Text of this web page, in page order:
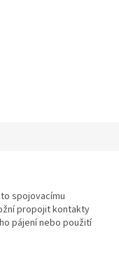
spojovacímu
propojit kontakty
pájení nebo použití